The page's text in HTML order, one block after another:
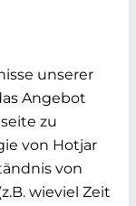
unserer
Angebot
zu
von Hotjar
von
wieviel Zeit